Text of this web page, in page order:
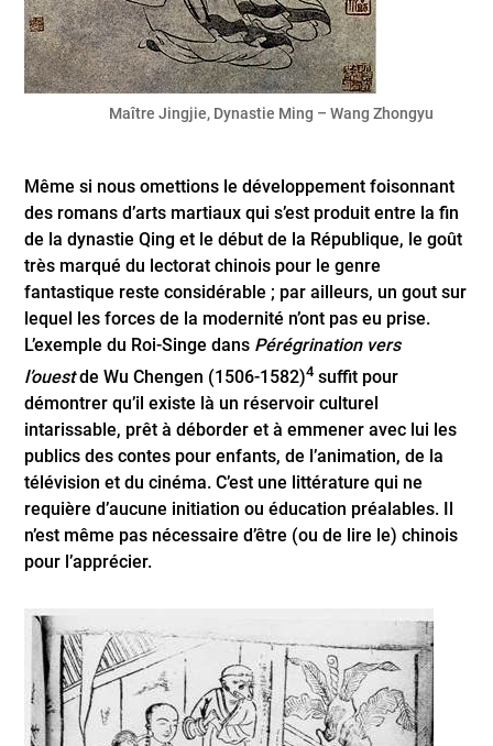
Maître Jingjie, Dynastie Ming – Wang Zhongyu
Même si nous omettions le développement foisonnant
des romans d’arts martiaux qui s’est produit entre la fin
de la dynastie Qing et le début de la République, le goût
très marqué du lectorat chinois pour le genre
fantastique reste considérable ; par ailleurs, un gout sur
lequel les forces de la modernité n’ont pas eu prise.
L’exemple du Roi-Singe dans Pérégrination vers
l’ouestde Wu Chengen (1506-1582)4 suffit pour
démontrer qu’il existe là un réservoir culturel
intarissable, prêt à déborder et à emmener avec lui les
publics des contes pour enfants, de l’animation, de la
télévision et du cinéma. C’est une littérature qui ne
requière d’aucune initiation ou éducation préalables. Il
n’est même pas nécessaire d’être (ou de lire le) chinois
pour l’apprécier.